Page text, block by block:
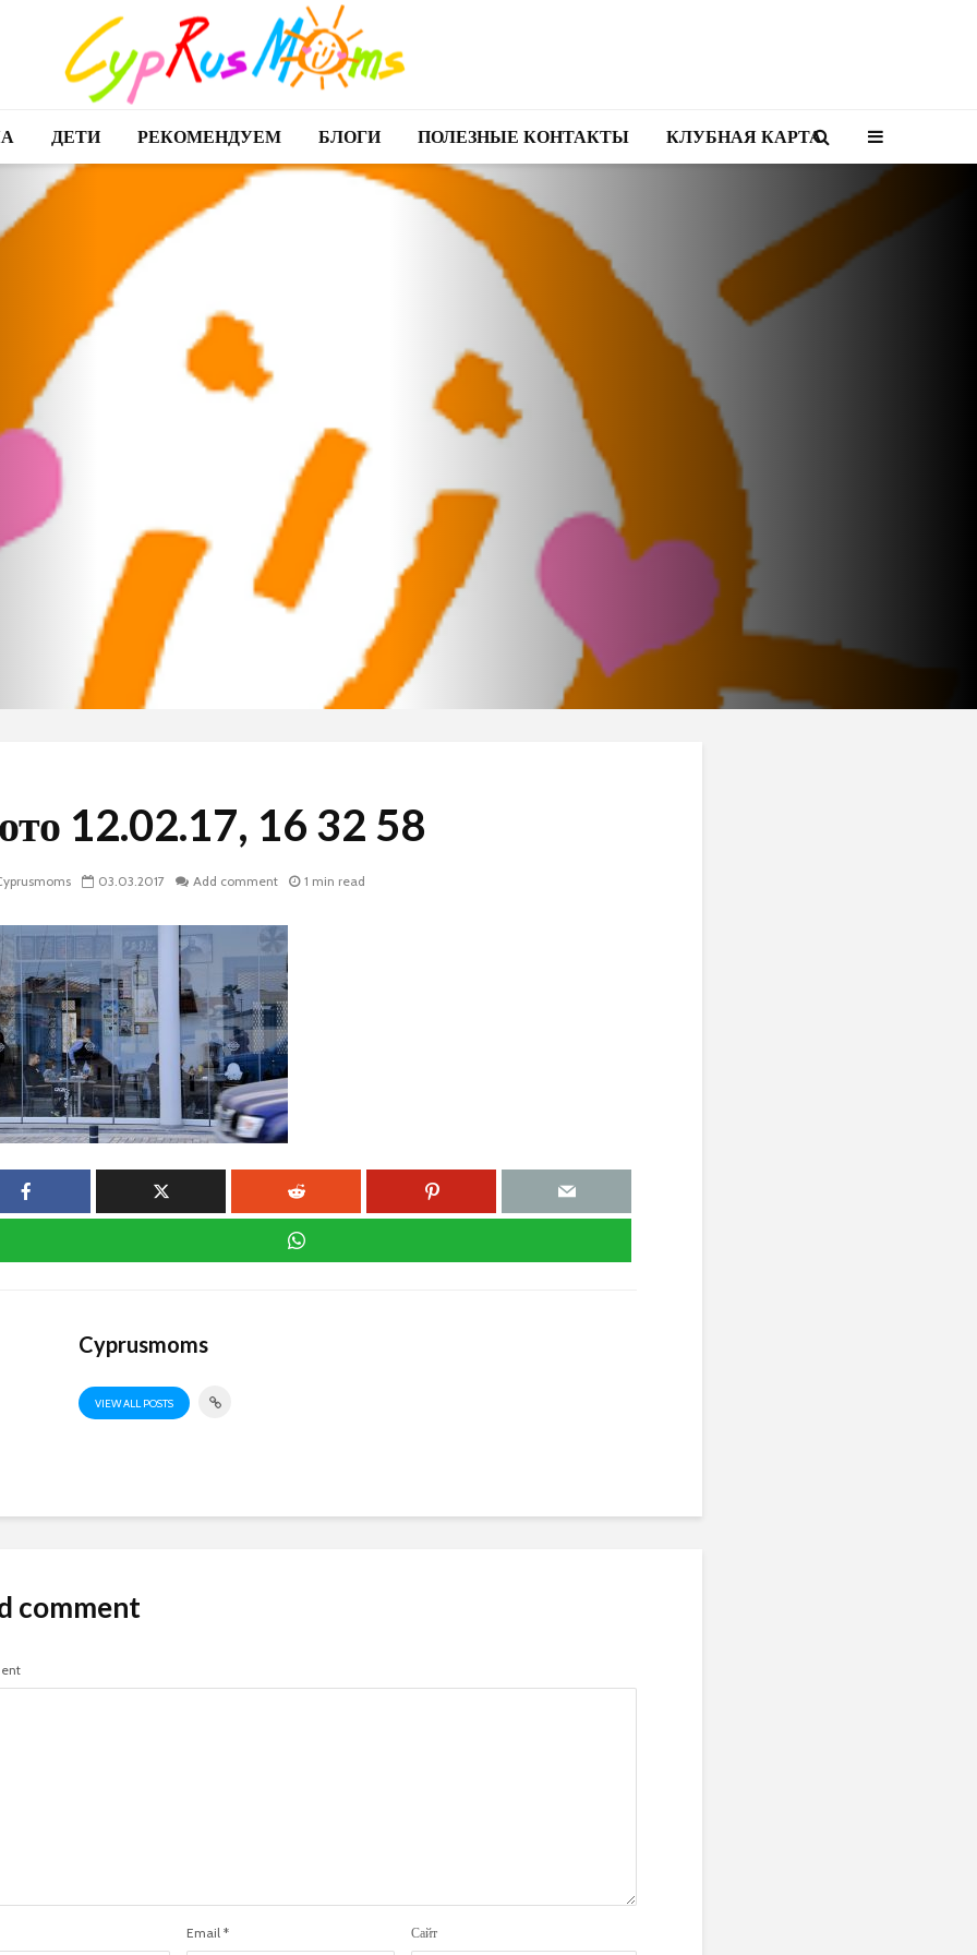
ДЕТИ РЕКОМЕНДУЕМ БЛОГИ ПОЛЕЗНЫЕ КОНТАКТЫ КЛУБНАЯ КАРТА
12.02.17, 16 32 58
03.03.2017 Add comment 1 min read
Cyprusmoms
VIEW ALL POSTS
comment
Email * Сайт